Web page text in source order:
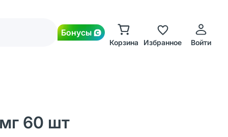
Бонусы
Корзина Избранное Войти
60 шт